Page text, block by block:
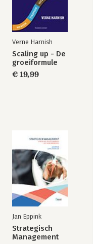
Verne Harnish
Scaling up - De
groeiformule
€ 19,99
Jan Eppink
Strategisch
Management